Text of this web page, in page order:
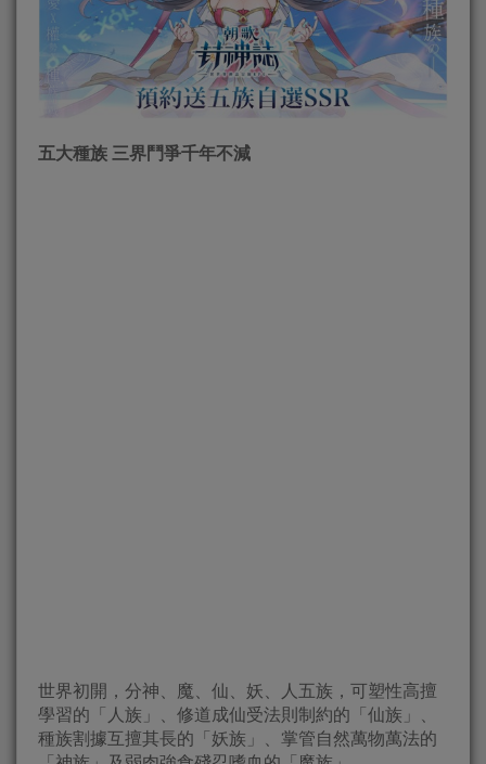
五大種族 三界鬥爭千年不減
世界初開，分神、魔、仙、妖、人五族，可塑性高擅
學習的「人族」、修道成仙受法則制約的「仙族」、
種族割據互擅其長的「妖族」、掌管自然萬物萬法的